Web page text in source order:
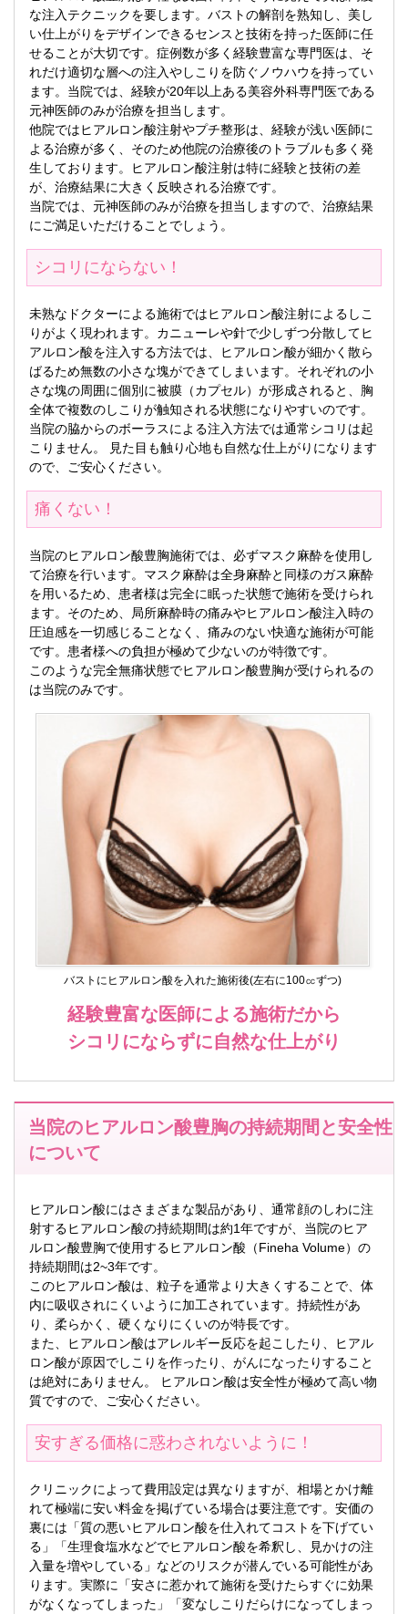
な注入テクニックを要します。バストの解剖を熟知し、美し
い仕上がりをデザインできるセンスと技術を持った医師に任
せることが大切です。症例数が多く経験豊富な専門医は、そ
れだけ適切な層への注入やしこりを防ぐノウハウを持ってい
ます。当院では、経験が20年以上ある美容外科専門医である
元神医師のみが治療を担当します。
他院ではヒアルロン酸注射やプチ整形は、経験が浅い医師に
よる治療が多く、そのため他院の治療後のトラブルも多く発
生しております。ヒアルロン酸注射は特に経験と技術の差
が、治療結果に大きく反映される治療です。
当院では、元神医師のみが治療を担当しますので、治療結果
にご満足いただけることでしょう。
シコリにならない！
未熟なドクターによる施術ではヒアルロン酸注射によるしこ
りがよく現われます。カニューレや針で少しずつ分散してヒ
アルロン酸を注入する方法では、ヒアルロン酸が細かく散ら
ばるため無数の小さな塊ができてしまいます。それぞれの小
さな塊の周囲に個別に被膜（カプセル）が形成されると、胸
全体で複数のしこりが触知される状態になりやすいのです。
当院の脇からのボーラスによる注入方法では通常シコリは起
こりません。 見た目も触り心地も自然な仕上がりになります
ので、ご安心ください。
痛くない！
当院のヒアルロン酸豊胸施術では、必ずマスク麻酔を使用し
て治療を行います。マスク麻酔は全身麻酔と同様のガス麻酔
を用いるため、患者様は完全に眠った状態で施術を受けられ
ます。そのため、局所麻酔時の痛みやヒアルロン酸注入時の
圧迫感を一切感じることなく、痛みのない快適な施術が可能
です。患者様への負担が極めて少ないのが特徴です。
このような完全無痛状態でヒアルロン酸豊胸が受けられるの
は当院のみです。
バストにヒアルロン酸を入れた施術後(左右に100㏄ずつ)
経験豊富な医師による施術だから
シコリにならずに自然な仕上がり
当院のヒアルロン酸豊胸の持続期間と安全性
について
ヒアルロン酸にはさまざまな製品があり、通常顔のしわに注
射するヒアルロン酸の持続期間は約1年ですが、当院のヒア
ルロン酸豊胸で使用するヒアルロン酸（Fineha Volume）の
持続期間は2~3年です。
このヒアルロン酸は、粒子を通常より大きくすることで、体
内に吸収されにくいように加工されています。持続性があ
り、柔らかく、硬くなりにくいのが特長です。
また、ヒアルロン酸はアレルギー反応を起こしたり、ヒアル
ロン酸が原因でしこりを作ったり、がんになったりすること
は絶対にありません。 ヒアルロン酸は安全性が極めて高い物
質ですので、ご安心ください。
安すぎる価格に惑わされないように！
クリニックによって費用設定は異なりますが、相場とかけ離
れて極端に安い料金を掲げている場合は要注意です。安価の
裏には「質の悪いヒアルロン酸を仕入れてコストを下げてい
る」「生理食塩水などでヒアルロン酸を希釈し、見かけの注
入量を増やしている」などのリスクが潜んでいる可能性があ
ります。実際に「安さに惹かれて施術を受けたらすぐに効果
がなくなってしまった」「変なしこりだらけになってしまっ